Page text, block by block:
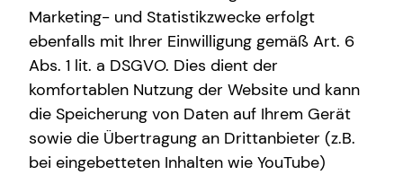
Praktikum
Teamassistenz
Direkteinstieg
Immobilienfinanzierung
Spezialisten-Netzwerk
Videoberatung
Private Krankenvorsorge
Betriebliche Altersvorsorge
teamzukunft
Interview
Marketing- und Statistikzwecke erfolgt
ebenfalls mit Ihrer Einwilligung gemäß Art. 6
Abs. 1 lit. a DSGVO. Dies dient der
komfortablen Nutzung der Website und kann
die Speicherung von Daten auf Ihrem Gerät
sowie die Übertragung an Drittanbieter (z.B.
bei eingebetteten Inhalten wie YouTube)